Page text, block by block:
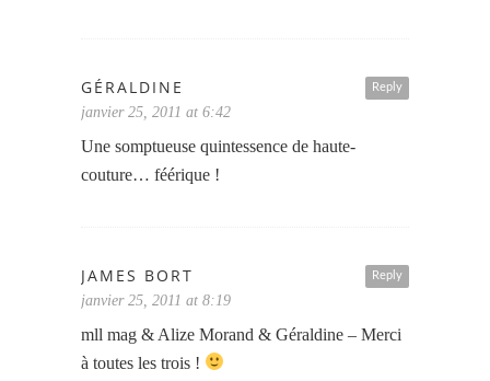
Reply
GÉRALDINE
janvier 25, 2011 at 6:42
Une somptueuse quintessence de haute-
couture… féérique !
Reply
JAMES BORT
janvier 25, 2011 at 8:19
mll mag & Alize Morand & Géraldine – Merci
à toutes les trois !